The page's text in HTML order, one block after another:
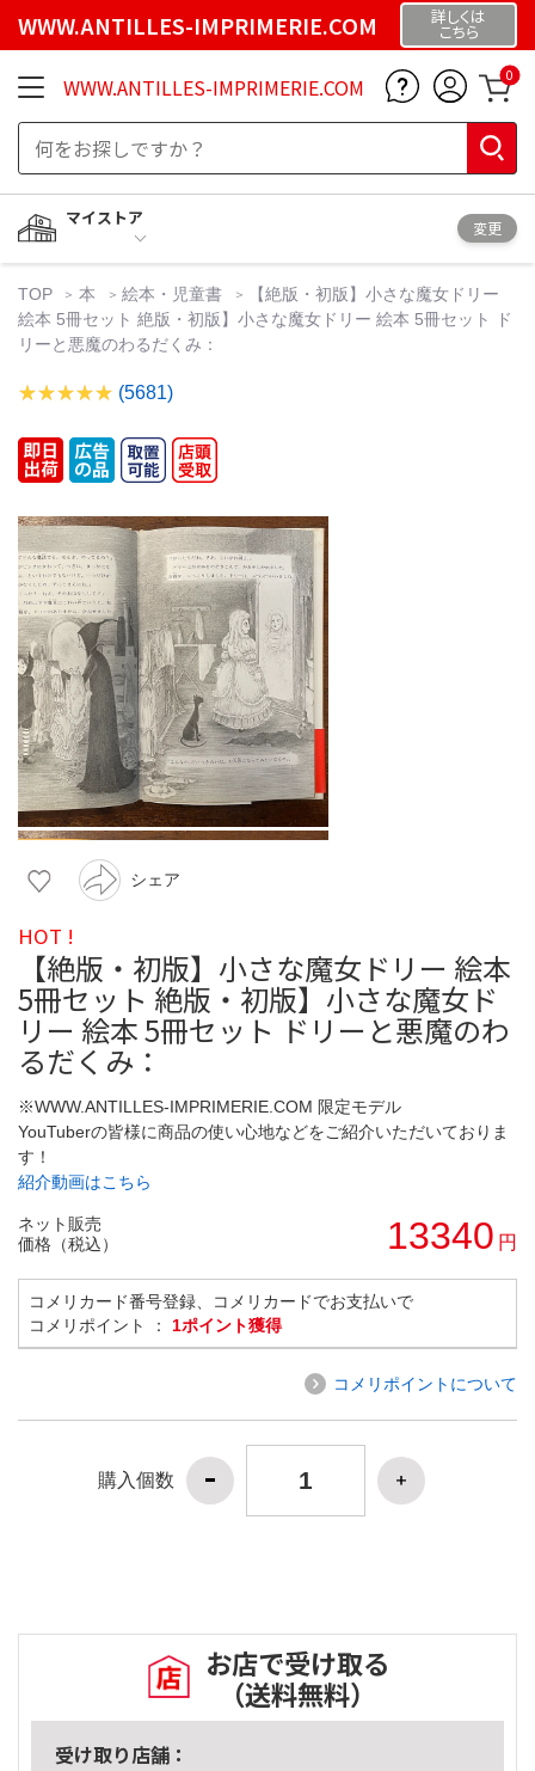
WWW.ANTILLES-IMPRIMERIE.COM 詳しくは
こちら
WWW.ANTILLES-IMPRIMERIE.COM 0
マイストア
変更
TOP 本 絵本・児童書
【絶版・初版】小さな魔女ドリー
絵本 5冊セット 絶版・初版】小さな魔女ドリー 絵本 5冊セット ド
リーと悪魔のわるだくみ：
(5681)
シェア
HOT !
【絶版・初版】小さな魔女ドリー 絵本
5冊セット 絶版・初版】小さな魔女ド
リー 絵本 5冊セット ドリーと悪魔のわ
るだくみ：
※WWW.ANTILLES-IMPRIMERIE.COM 限定モデル
YouTuberの皆様に商品の使い心地などをご紹介いただいておりま
す！
紹介動画はこちら
ネット販売
価格（税込）
13340 円
コメリカード番号登録、コメリカードでお支払いで
コメリポイント ： 1ポイント獲得
コメリポイントについて
購入個数
お店で受け取る
（送料無料）
受け取り店舗：